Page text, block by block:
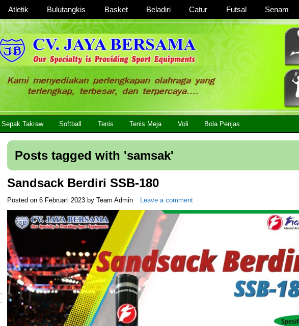
Atletik Bulutangkis Basket Beladiri Catur Futsal Senam
Co Id
Olahraga Yang Lengkap, Berkualitas Dengan Harga Yang Murah
Sepak Takraw Softball Tenis Tenis Meja Voli Bola Penjas
Posts tagged with 'samsak'
Sandsack Berdiri SSB-180
Posted on 6 Februari 2023 by Team Admin Leave a comment